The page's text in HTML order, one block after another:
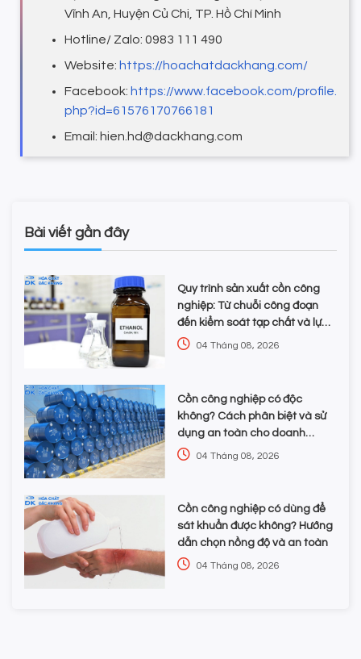
Vĩnh An, Huyện Củ Chi, TP. Hồ Chí Minh
Hotline/ Zalo: 0983 111 490
Website: https://hoachatdackhang.com/
Facebook: https://www.facebook.com/profile.
php?id=61576170766181
Email: hien.hd@dackhang.com
Bài viết gần đây
Quy trình sản xuất cồn công
nghiệp: Từ chuỗi công đoạn
đến kiểm soát tạp chất và lựa
chọn hóa chất
04 Tháng 08, 2026
Cồn công nghiệp có độc
không? Cách phân biệt và sử
dụng an toàn cho doanh
nghiệp
04 Tháng 08, 2026
Cồn công nghiệp có dùng để
sát khuẩn được không? Hướng
dẫn chọn nồng độ và an toàn
04 Tháng 08, 2026